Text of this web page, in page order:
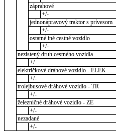
záprahové
+/-
jednonápravový traktor s prívesom
+/-
ostatné iné cestné vozidlo
+/-
nezistený druh cestného vozidla
+/-
električkové dráhové vozidlo - ELEK
+/-
trolejbusové dráhové vozidlo - TR
+/-
železničné dráhové vozidlo - ZE
+/-
nezadané
+/-